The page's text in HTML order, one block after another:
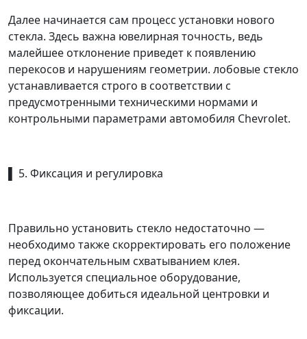
Далее начинается сам процесс установки нового
стекла. Здесь важна ювелирная точность, ведь
малейшее отклонение приведет к появлению
перекосов и нарушениям геометрии. лобовые стекло
устанавливается строго в соответствии с
предусмотренными техническими нормами и
контрольными параметрами автомобиля Chevrolet.
▌ 5. Фиксация и регулировка
Правильно установить стекло недостаточно —
необходимо также скорректировать его положение
перед окончательным схватыванием клея.
Используется специальное оборудование,
позволяющее добиться идеальной центровки и
фиксации.